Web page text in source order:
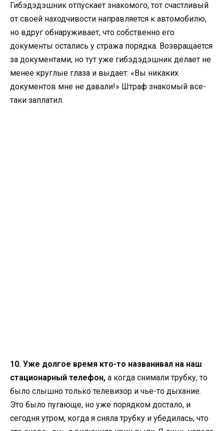
Гибэдэдэшник отпускает знакомого, тот счастливый
от своей находчивости направляется к автомобилю,
но вдруг обнаруживает, что собственно его
документы остались у стража порядка. Возвращается
за документами, но тут уже гибэдэдэшник делает не
менее круглые глаза и выдает: «Вы никаких
документов мне не давали!» Штраф знакомый все-
таки заплатил.
10. Уже долгое время кто-то названивал на наш
стационарный телефон, а когда снимали трубку, то
было слышно только телевизор и чье-то дыхание.
Это было пугающе, но уже порядком достало, и
сегодня утром, когда я сняла трубку и убедилась, что